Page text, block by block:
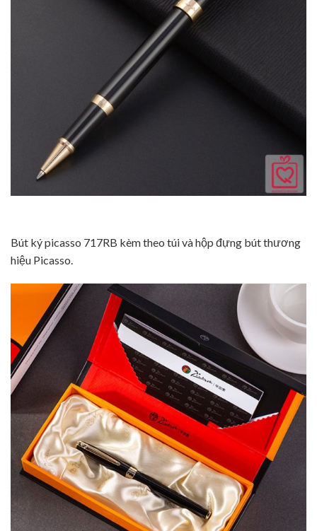
Bút ký picasso 717RB kèm theo túi và hộp đựng bút thương
hiệu Picasso.